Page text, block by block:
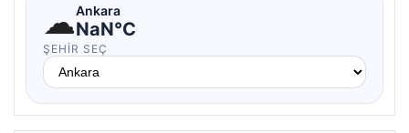
☁Ankara
NaN°C
ŞEHIR SEÇ